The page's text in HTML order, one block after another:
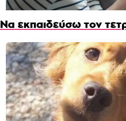
Να εκπαιδεύσω τον